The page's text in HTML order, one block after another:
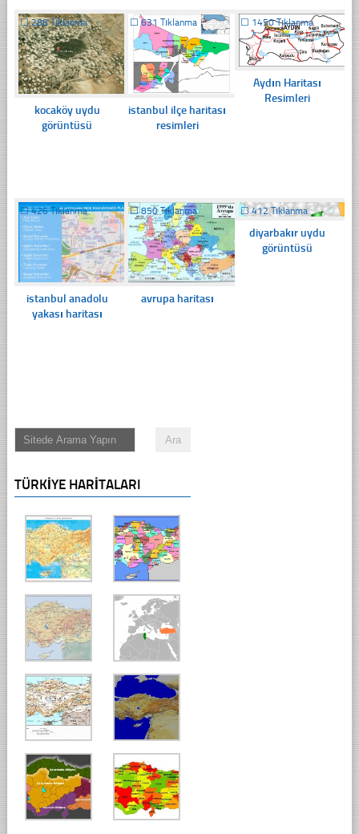
☐288 Tıklanma
kocaköy uydu
görüntüsü
☐631 Tıklanma
istanbul ilçe haritası
resimleri
☐ 1450 Tıklanma
Aydın Haritası
Resimleri
☐426 Tıklanma
istanbul anadolu
yakası haritası
☐850 Tıklanma
avrupa haritası
☐412 Tıklanma
diyarbakır uydu
görüntüsü
TÜRKIYE HARITALARI